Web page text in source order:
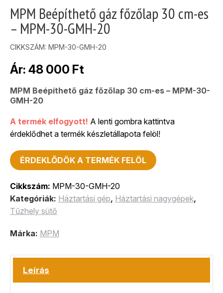
MPM Beépíthető gáz főzőlap 30 cm-es
– MPM-30-GMH-20
CIKKSZÁM: MPM-30-GMH-20
Ár: 48 000 Ft
MPM Beépíthető gáz főzőlap 30 cm-es – MPM-30-
GMH-20
A termék elfogyott! A lenti gombra kattintva
érdeklődhet a termék készletállapota felöl!
ÉRDEKLŐDÖK A TERMÉK FELÖL
Cikkszám: MPM-30-GMH-20
Kategóriák: Háztartási gép, Háztartási nagygépek,
Tűzhely sütő
Márka: MPM
Leírás